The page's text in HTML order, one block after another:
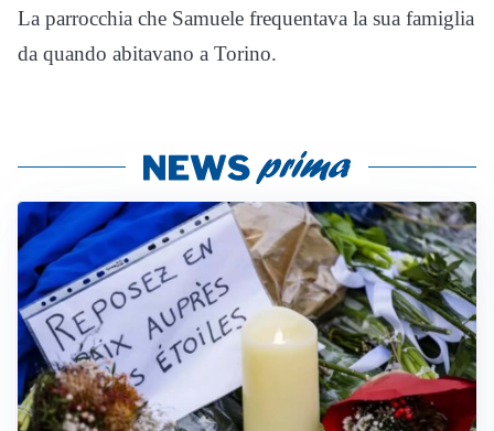
La parrocchia che Samuele frequentava la sua famiglia
da quando abitavano a Torino.